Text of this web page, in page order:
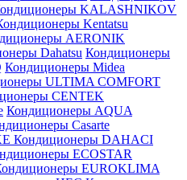
KALASHNIKOV
Kentatsu
AERONIK
Dahatsu Кондиционеры
Кондиционеры Midea
ULTIMA COMFORT
CENTEK
Кондиционеры AQUA
Casarte
Кондиционеры DAHACI
ECOSTAR
EUROKLIMA